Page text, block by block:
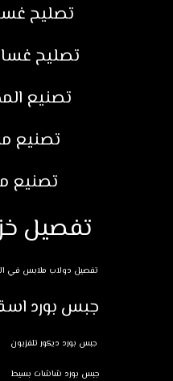
تصليح
تصليح
تصنيع
تصنيع
تصنيع
تفصيل
تفصيل دولاب ملابس في
جبس بورد
جبس بورد ديكور تلفزيون
جبس بورد شاشات بسيط